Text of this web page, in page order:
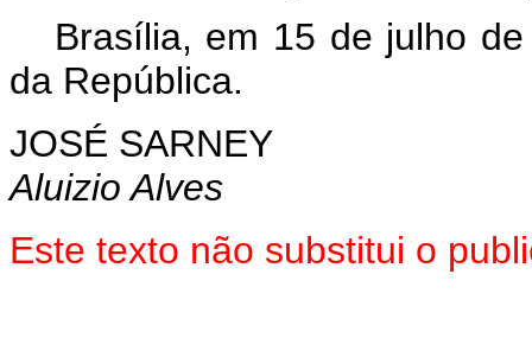
Brasília, em 15 de julho
da República.
JOSÉ SARNEY
Aluizio Alves
Este texto não substitui o